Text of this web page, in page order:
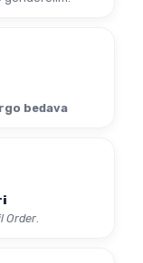
bedava
Order